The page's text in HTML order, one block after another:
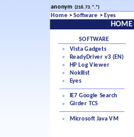
anonym (216.73.*.*)
Home >Software > Eyes
HOME
SOFTWARE
Vista Gadgets
ReadyDriver v3 (EN)
HP Log Viewer
Nokilist
Eyes
IE7 Google Search
Girder TCS
Microsoft Java VM